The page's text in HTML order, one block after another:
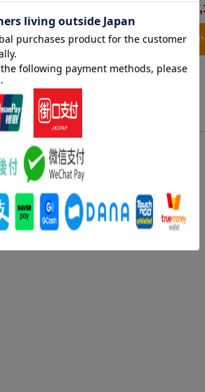
3点とも買い物